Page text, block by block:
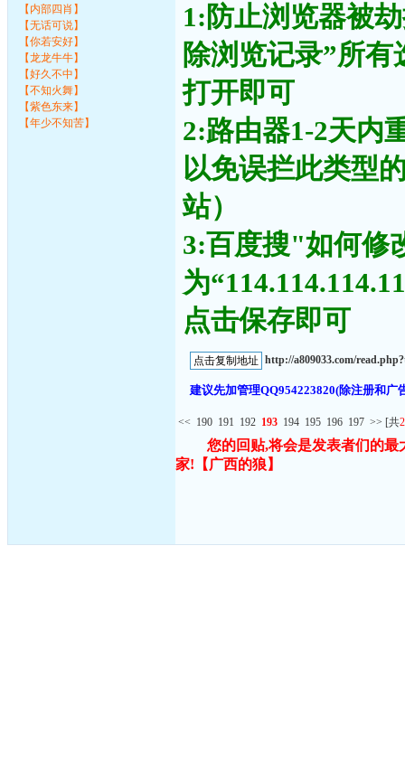
【内部四肖】
【无话可说】
【你若安好】
【龙龙牛牛】
【好久不中】
【不知火舞】
【紫色东来】
【年少不知苦】
1:防止浏览器被
除浏览记录”所
打开即可
2:路由器1-2天内
以免误拦此类型
站）
3:百度搜"如何修
为
点击保存即可
http://a809033.com/
建议先加管理QQ954223820(除注册和
<< 190 191 192 193 194 195 196 197 >> [共
您的回贴,将会是发表者们的
家! 【广西的狼】